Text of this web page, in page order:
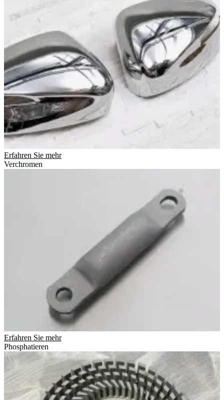
Erfahren Sie mehr
Verchromen
Erfahren Sie mehr
Phosphatieren